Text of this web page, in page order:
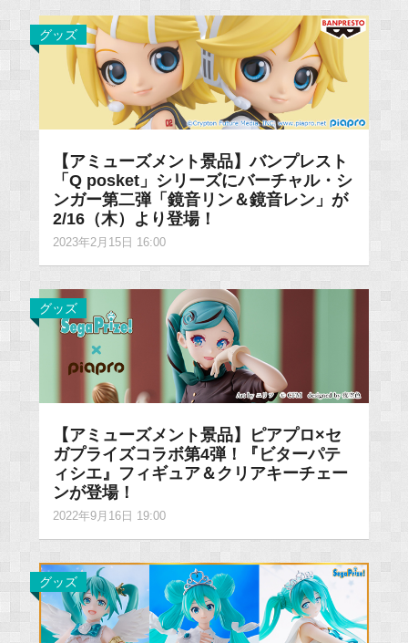
グッズ
【アミューズメント景品】バンプレスト
「Q posket」シリーズにバーチャル・シ
ンガー第二弾「鏡音リン＆鏡音レン」が
2/16（木）より登場！
2023年2月15日 16:00
グッズ
【アミューズメント景品】ピアプロ×セ
ガプライズコラボ第4弾！『ビターパテ
ィシエ』フィギュア＆クリアキーチェー
ンが登場！
2022年9月16日 19:00
グッズ